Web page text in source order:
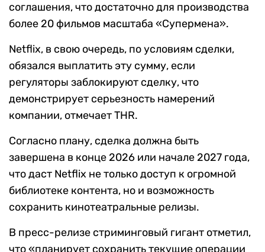
соглашения, что достаточно для производства
более 20 фильмов масштаба «Супермена».
Netflix, в свою очередь, по условиям сделки,
обязался выплатить эту сумму, если
регуляторы заблокируют сделку, что
демонстрирует серьезность намерений
компании, отмечает THR.
Согласно плану, сделка должна быть
завершена в конце 2026 или начале 2027 года,
что даст Netflix не только доступ к огромной
библиотеке контента, но и возможность
сохранить кинотеатральные релизы.
В пресс-релизе стриминговый гигант отметил,
что «планирует сохранить текущие операции